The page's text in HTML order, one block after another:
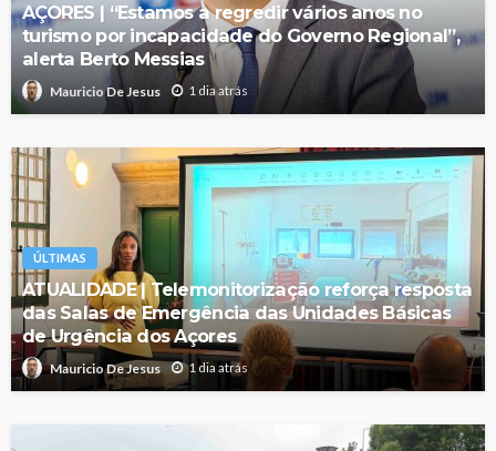
AÇORES | “Estamos a regredir vários anos no
turismo por incapacidade do Governo Regional”,
alerta Berto Messias
Mauricio De Jesus 1 dia atrás
ÚLTIMAS
ATUALIDADE | Telemonitorização reforça resposta
das Salas de Emergência das Unidades Básicas
de Urgência dos Açores
Mauricio De Jesus 1 dia atrás